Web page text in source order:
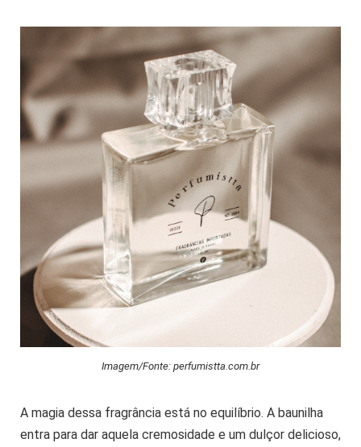
Imagem/Fonte: perfumistta.com.br
A magia dessa fragrância está no equilíbrio. A baunilha
entra para dar aquela cremosidade e um dulçor delicioso,